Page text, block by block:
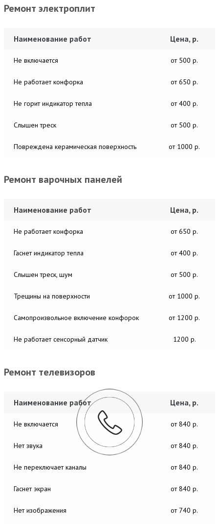
Ремонт электроплит
Наименование работ Цена, р.
Не включается от 500 р.
Не работает конфорка от 650 р.
Не горит индикатор тепла от 400 р.
Слышен треск от 500 р.
Повреждена керамическая поверхность от 1000 р.
Ремонт варочных панелей
Наименование работ Цена, р.
Не работает конфорка от 650 р.
Гаснет индикатор тепла от 400 р.
Слышен треск, шум от 500 р.
Трещины на поверхности от 1000 р.
Самопроизвольное включение конфорок от 1200 р.
Не работает сенсорный датчик 1200 р.
Ремонт телевизоров
Наименование работ Цена, р.
Не включается от 840 р.
Нет звука от 840 р.
Не переключает каналы от 840 р.
Гаснет экран от 840 р.
Нет изображения от 740 р.